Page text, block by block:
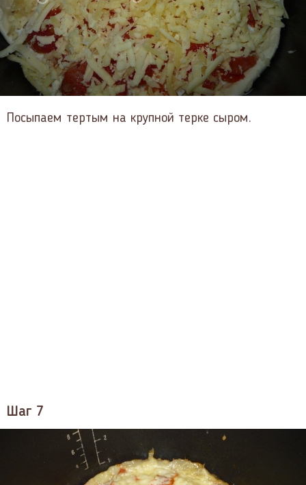
Посыпаем тертым на крупной терке сыром.
Шаг 7